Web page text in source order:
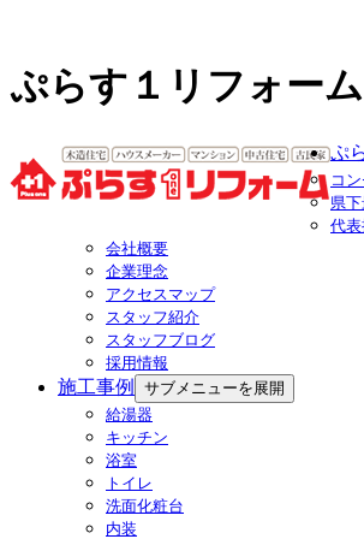
ぷらす１リフォー
ぷ
コ
県
代
会社概要
企業理念
アクセスマップ
スタッフ紹介
スタッフブログ
採用情報
施工事例
サブメニューを展開
給湯器
キッチン
浴室
トイレ
洗面化粧台
内装